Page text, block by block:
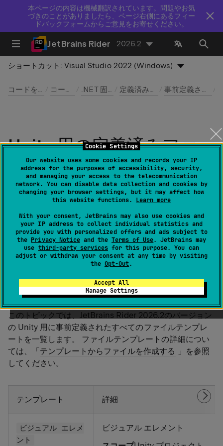
Cookie Settings
Our website uses some cookies and records your IP
address for the purposes of accessibility, security,
and managing your access to the telecommunication
network. You can disable data collection and cookies by
changing your browser settings, but it may affect how
this website functions. Learn more
With your consent, JetBrains may also use cookies and
your IP address to collect individual statistics and
provide you with personalized offers and ads subject to
the Privacy Noticeand the Terms of Use. JetBrains may
use third-party servicesfor this purpose. You can
adjust or withdraw your consent at any time by visiting
the Opt-Out.
Accept All
Manage Settings
本ページの内容は機械翻訳されています。問題やお気
づきのことがありましたら、ページ右側にあるフィー
ドバックフォームからご意見をお寄せください。
JetBrains Rider 2026.2
ショートカット:Visual Studio 2022 (Windows)
コードを作成および編集する コードテンプレート .NET 固有のテンプレート 定義済みテンプレートのリスト 事前定義されたファイルテンプレート
Unity 用の定義済みファ
イルテンプレート
最終更新日： 2026 年 8 月 5 日
ファイル | 設定 | エディター | ライブテンプレート |
Unity(Windows および Linux 用)
%instance% | 設定 | エディター | ライブテンプレー
(macOS 用)
Ctrl Alt 0
S
このトピックでは、JetBrains Rider 2026.2のバージョン
の Unity 用に事前定義されたすべてのファイルテンプレ
ートを一覧します。 ファイルテンプレートの詳細につい
ては、「テンプレートからファイルを作成する
」を参照
してください。
テンプレート 詳細
ビジュアル エレメ
ント
ビジュアル エレメント